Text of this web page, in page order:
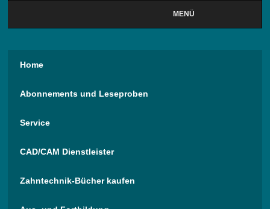
MENÜ
Home
Abonnements und Leseproben
Service
CAD/CAM Dienstleister
Zahntechnik-Bücher kaufen